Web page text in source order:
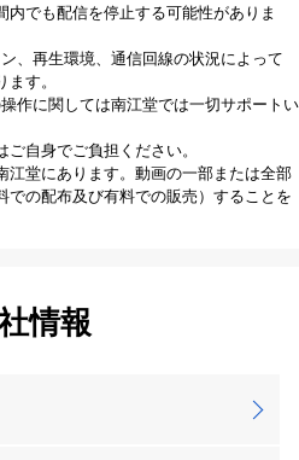
内でも配信を停止する可能性がありま
、再生環境、通信回線の状況によって
す。
作に関しては南江堂では一切サポートい
ご自身でご負担ください。
江堂にあります。動画の一部または全部
での配布及び有料での販売）することを
情報